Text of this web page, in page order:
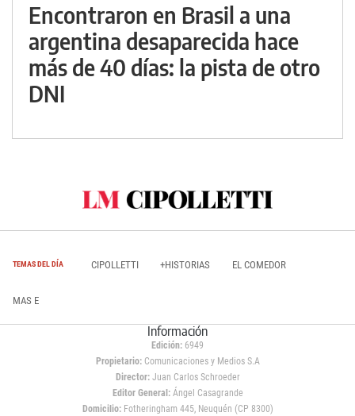
Encontraron en Brasil a una
argentina desaparecida hace
más de 40 días: la pista de otro
DNI
TEMAS DEL DÍA CIPOLLETTI +HISTORIAS EL COMEDOR
MAS E
Información
Edición: 6949
Propietario:Comunicaciones y Medios S.A
Director: Juan Carlos Schroeder
Editor General:Ángel Casagrande
Domicilio:Fotheringham 445, Neuquén (CP 8300)